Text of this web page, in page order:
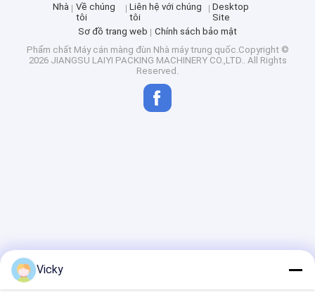
Nhà
Về chúng
tôi
Liên hệ với chúng
tôi
Desktop
Site
Sơ đồ trang web
Chính sách bảo mật
Phẩm chất Máy cán màng đùn Nhà máy trung quốc.Copyright ©
2026 JIANGSU LAIYI PACKING MACHINERY CO.,LTD.. All Rights
Reserved.
Vicky